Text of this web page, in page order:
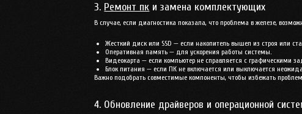
3. Ремонт пк и замена комплектующих
В случае, если диагностика показала, что проблема в железе,
Жесткий диск или SSD — если накопитель вышел из строя или
Оперативная память — для ускорения работы системы.
Видеокарта — если компьютер не справляется с графическими
Блок питания — если ПК не включается или выключается
Важно подобрать совместимые компоненты, чтобы избежать
4. Обновление драйверов и операционной